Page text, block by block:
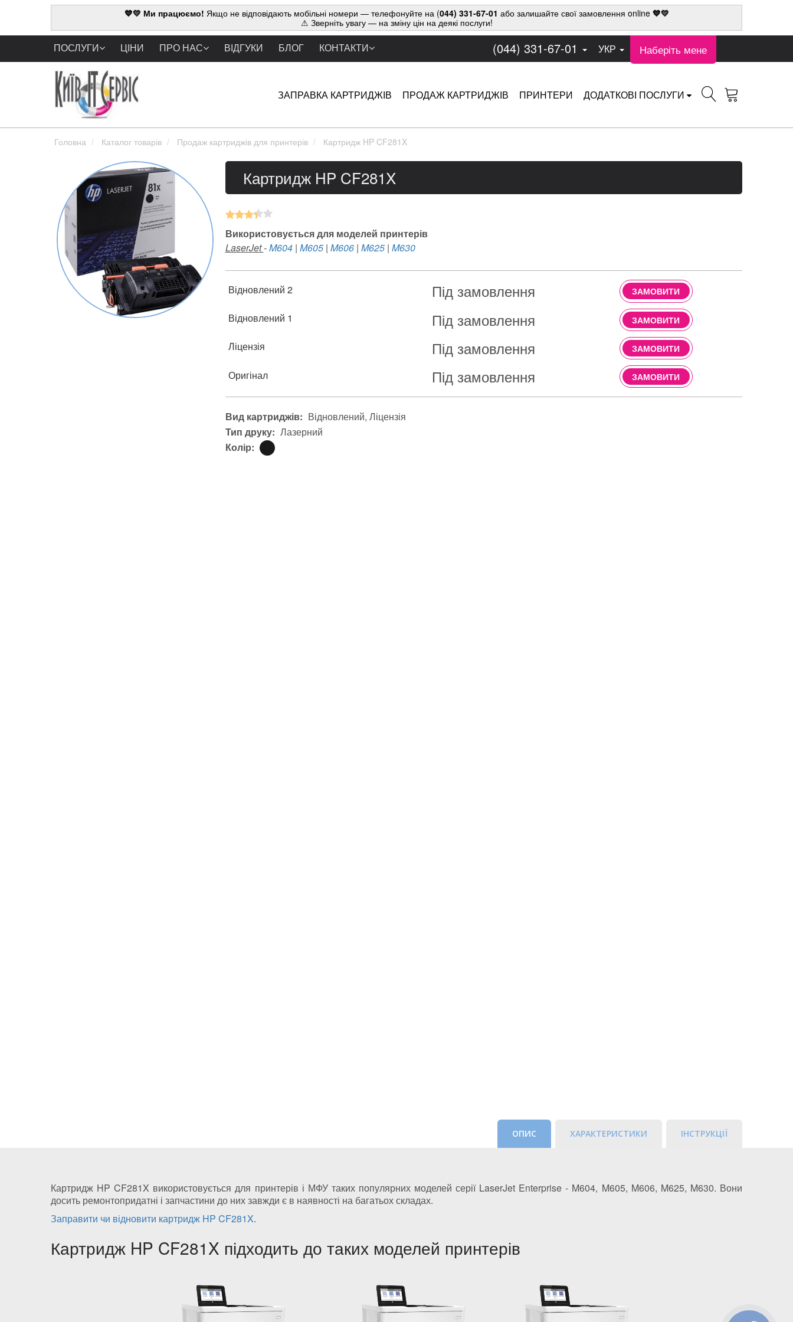
💙💛 Ми працюємо! Якщо не відповідають мобільні номери — телефонуйте на (044) 331-67-01 або залишайте свої замовлення online💙💛
⚠ Зверніть увагу — на зміну цін на деякі послуги!
ПОСЛУГИ ЦІНИ ПРО НАС ВІДГУКИ БЛОГ КОНТАКТИ (044) 331-67-01 УКР Наберіть мене
ЗАПРАВКА КАРТРИДЖІВ ПРОДАЖ КАРТРИДЖІВ ПРИНТЕРИ ДОДАТКОВІ ПОСЛУГИ
Головна Каталог товарів Продаж картриджів для принтерів Картридж HP CF281X
Картридж HP CF281X
Використовується для моделей принтерів
LaserJet-M604| M605| M606| M625| M630
Відновлений 2 Під замовлення ЗАМОВИТИ
Відновлений 1 Під замовлення ЗАМОВИТИ
Ліцензія Під замовлення ЗАМОВИТИ
Оригінал Під замовлення ЗАМОВИТИ
Вид картриджів: Відновлений Ліцензія
Тип друку: Лазерний
Колір:
ОПИС ХАРАКТЕРИСТИКИ ІНСТРУКЦІЇ
Картридж HP CF281X використовується для принтерів і МФУ таких популярних моделей серії LaserJet Enterprise - M604, M605, M606, M625, M630. Вони
досить ремонтопридатні і запчастини до них завжди є в наявності на багатьох складах.
Заправити чи відновити картридж HP CF281X.
Картридж HP CF281X підходить до таких моделей принтерів